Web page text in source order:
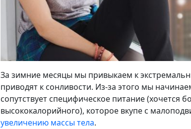
За зимние месяцы мы привыкаем к
приводят к сонливости. Из-за этого мы
сопутствует специфическое питание (хочется
высококалорийного), которое вкупе с
увеличению массы тела.